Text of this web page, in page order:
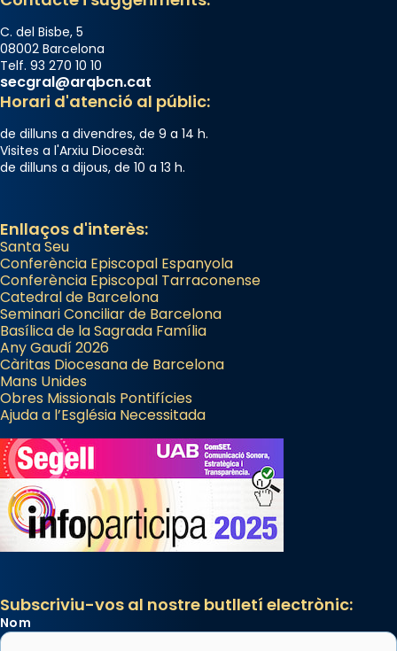
C. del Bisbe, 5
08002 Barcelona
Telf. 93 270 10 10
secgral@arqbcn.cat
Horari d'atenció al públic:
de dilluns a divendres, de 9 a 14 h.
Visites a l'Arxiu Diocesà:
de dilluns a dijous, de 10 a 13 h.
Enllaços d'interès:
Santa Seu
Conferència Episcopal Espanyola
Conferència Episcopal Tarraconense
Catedral de Barcelona
Seminari Conciliar de Barcelona
Basílica de la Sagrada Família
Any Gaudí 2026
Càritas Diocesana de Barcelona
Mans Unides
Obres Missionals Pontifícies
Ajuda a l’Església Necessitada
Subscriviu-vos al nostre butlletí electrònic:
Nom